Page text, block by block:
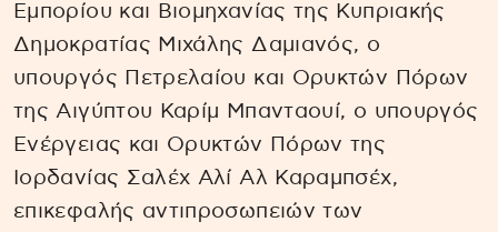
Εμπορίου και Βιομηχανίας της Κυπριακής
Δημοκρατίας Μιχάλης Δαμιανός, ο
υπουργός Πετρελαίου και Ορυκτών Πόρων
της Αιγύπτου Καρίμ Μπανταουί, ο υπουργός
Ενέργειας και Ορυκτών Πόρων της
Ιορδανίας Σαλέχ Αλί Αλ Καραμπσέχ,
επικεφαλής αντιπροσωπειών των